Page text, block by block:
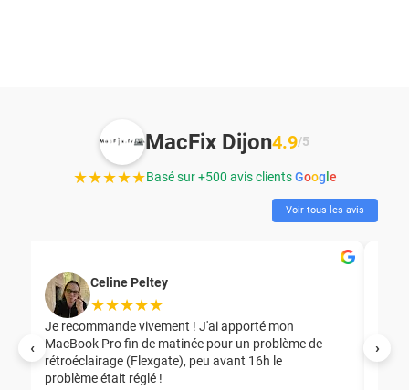
‹ ›
MacFix Dijon4.9/5
★★★★★Basé sur +500 avis clientsGoogle
Voir tous les avis
Celine Peltey
★★★★★
Je recommande vivement ! J'ai apporté mon
MacBook Pro fin de matinée pour un problème de
rétroéclairage (Flexgate), peu avant 16h le
problème était réglé !